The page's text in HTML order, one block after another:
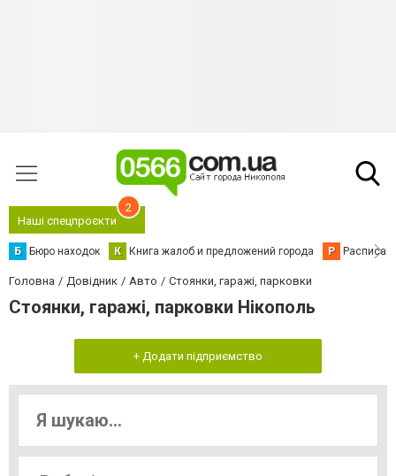
Наші спецпроєкти
2
Б Бюро находок К Книга жалоб и предложений города Р
Головна Довідник Авто Стоянки, гаражі, парковки
Стоянки, гаражі, парковки Нікополь
+ Додати підприємство